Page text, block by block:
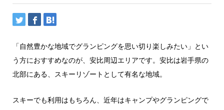
「自然豊かな地域でグランピングを思い切り楽しみたい」とい
う方におすすめなのが、安比周辺エリアです。安比は岩手県の
北部にある、スキーリゾートとして有名な地域。
スキーでも利用はもちろん、近年はキャンプやグランピングで